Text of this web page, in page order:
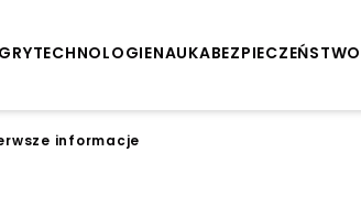
GRYTECHNOLOGIENAUKABEZPIECZEŃSTWO
informacje